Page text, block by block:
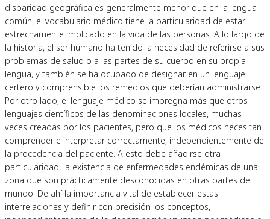
disparidad geográfica es generalmente menor que en la lengua
común, el vocabulario médico tiene la particularidad de estar
estrechamente implicado en la vida de las personas. A lo largo de
la historia, el ser humano ha tenido la necesidad de referirse a sus
problemas de salud o a las partes de su cuerpo en su propia
lengua, y también se ha ocupado de designar en un lenguaje
certero y comprensible los remedios que deberían administrarse.
Por otro lado, el lenguaje médico se impregna más que otros
lenguajes científicos de las denominaciones locales, muchas
veces creadas por los pacientes, pero que los médicos necesitan
comprender e interpretar correctamente, independientemente de
la procedencia del paciente. A esto debe añadirse otra
particularidad, la existencia de enfermedades endémicas de una
zona que son prácticamente desconocidas en otras partes del
mundo. De ahí la importancia vital de establecer estas
interrelaciones y definir con precisión los conceptos,